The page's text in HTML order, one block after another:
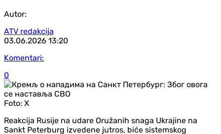
Autor:
ATV redakcija
03.06.2026 13:20
Komentari:
0
Foto: X
Reakcija Rusije na udare Oružanih snaga Ukrajine na
Sankt Peterburg izvedene jutros, biće sistemskog